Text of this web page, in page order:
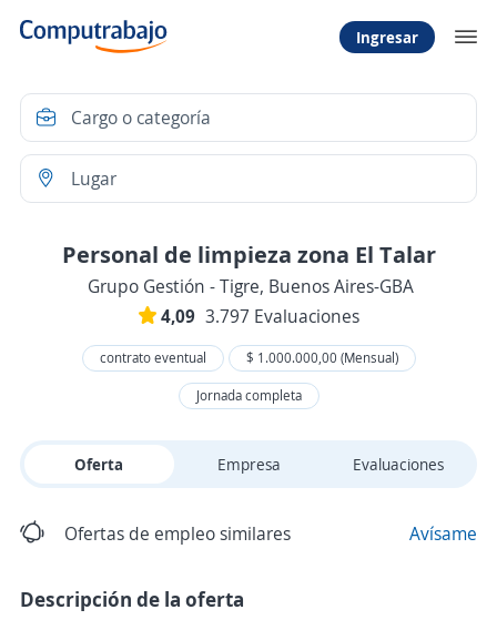
Ingresar
Personal de limpieza zona El Talar
Grupo Gestión - Tigre, Buenos Aires-GBA
4,09 3.797 Evaluaciones
contrato eventual
$ 1.000.000,00 (Mensual)
Jornada completa
Oferta Empresa Evaluaciones
Ofertas de empleo similares Avísame
Descripción de la oferta